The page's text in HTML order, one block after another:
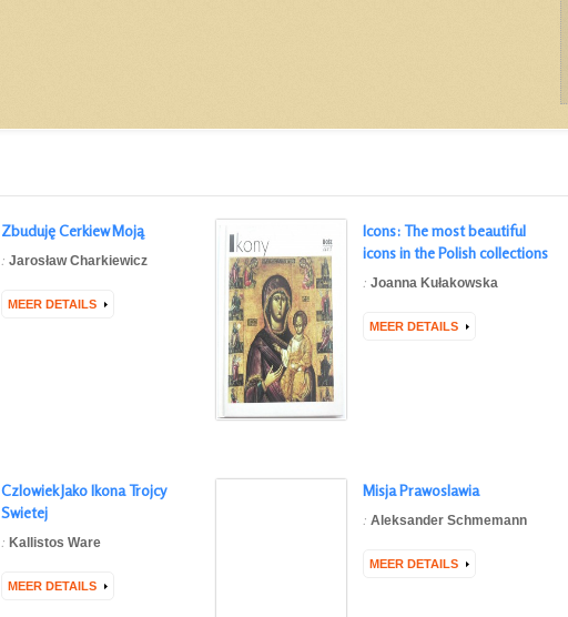
Zbuduję Cerkiew Moją
: Jarosław Charkiewicz
MEER DETAILS
Icons: The most beautiful
icons in the Polish collections
: Joanna Kułakowska
MEER DETAILS
Czlowiek Jako Ikona Trojcy
Swietej
: Kallistos Ware
MEER DETAILS
Misja Prawoslawia
: Aleksander Schmemann
MEER DETAILS